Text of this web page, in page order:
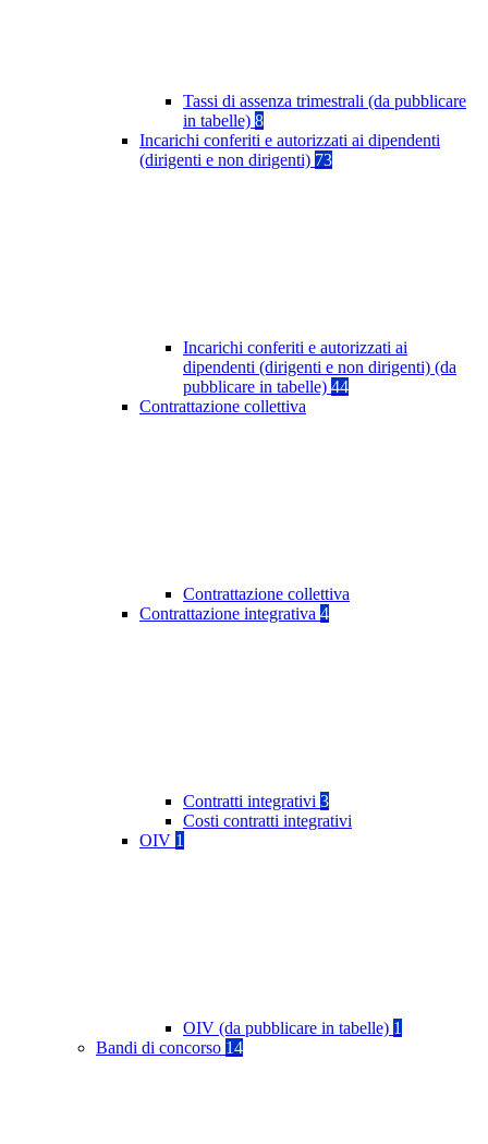
Tassi di assenza trimestrali (da pubblicare
in tabelle) 8
Incarichi conferiti e autorizzati ai dipendenti
(dirigenti e non dirigenti) 73
Incarichi conferiti e autorizzati ai
dipendenti (dirigenti e non dirigenti) (da
pubblicare in tabelle) 44
Contrattazione collettiva
Contrattazione collettiva
Contrattazione integrativa 4
Contratti integrativi 3
Costi contratti integrativi
OIV 1
OIV (da pubblicare in tabelle) 1
Bandi di concorso 14